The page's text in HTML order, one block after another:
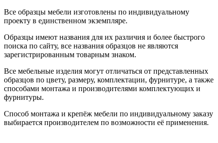
Все образцы мебели изготовлены по индивидуальному
проекту в единственном экземпляре.
Образцы имеют названия для их различия и более быстрого
поиска по сайту, все названия образцов не являются
зарегистрированным товарным знаком.
Все мебельные изделия могут отличаться от представленных
образцов по цвету, размеру, комплектации, фурнитуре, а также
способами монтажа и производителями комплектующих и
фурнитуры.
Способ монтажа и крепёж мебели по индивидуальному заказу
выбирается производителем по возможности её применения.